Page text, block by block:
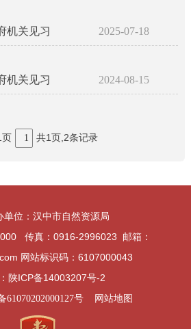
机关见习 2025-07-18
机关见习 2024-08-15
页 1 共1页,2条记录
单位：汉中市自然资源局
传真：0916-2996023 邮箱：
网站标识码：6107000043
陕ICP备14003207号-2
61070202000127号 网站地图